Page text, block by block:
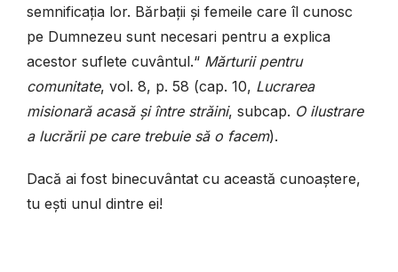
semnificația lor. Bărbații și femeile care îl cunosc
pe Dumnezeu sunt necesari pentru a explica
acestor suflete cuvântul.“ Mărturii pentru
comunitate, vol. 8, p. 58 (cap. 10, Lucrarea
misionară acasă și între străini, subcap. O ilustrare
a lucrării pe care trebuie să o facem).
Dacă ai fost binecuvântat cu această cunoaștere,
tu ești unul dintre ei!